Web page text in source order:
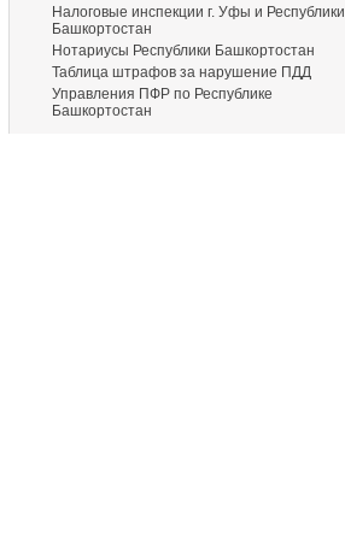
Налоговые инспекции г. Уфы и Республики
Башкортостан
Нотариусы Республики Башкортостан
Таблица штрафов за нарушение ПДД
Управления ПФР по Республике
Башкортостан